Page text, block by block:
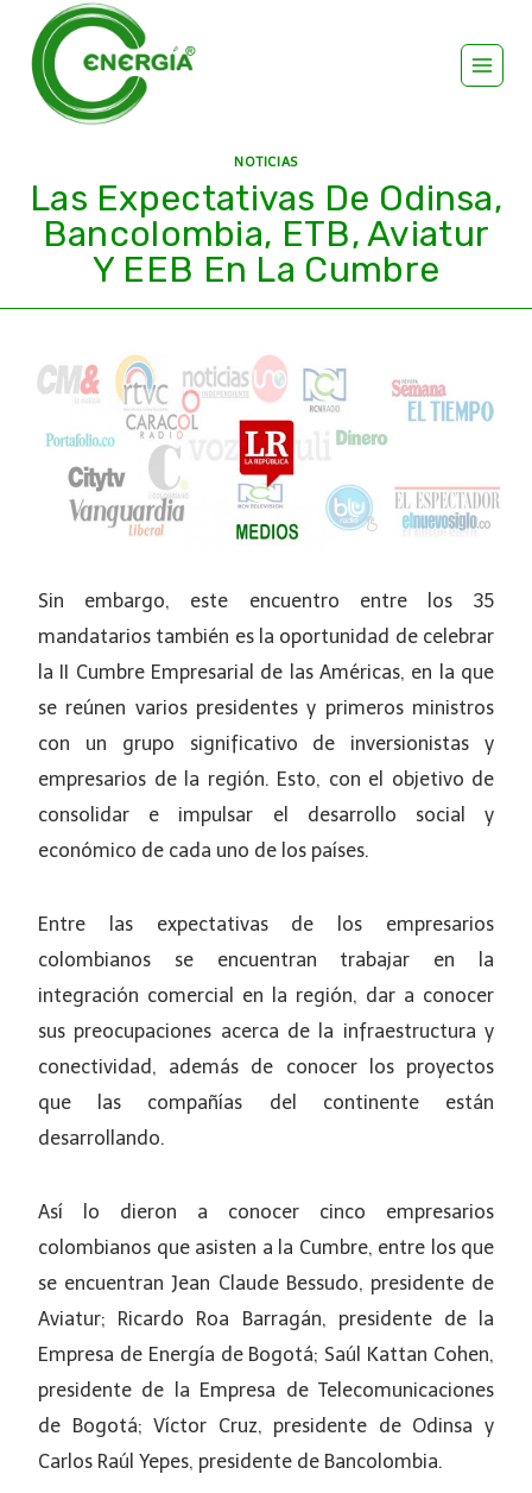
NOTICIAS
Las Expectativas De Odinsa,
Bancolombia, ETB, Aviatur
Y EEB En La Cumbre
Sin embargo, este encuentro entre los 35
mandatarios también es la oportunidad de celebrar
la II Cumbre Empresarial de las Américas, en la que
se reúnen varios presidentes y primeros ministros
con un grupo significativo de inversionistas y
empresarios de la región. Esto, con el objetivo de
consolidar e impulsar el desarrollo social y
económico de cada uno de los países.
Entre las expectativas de los empresarios
colombianos se encuentran trabajar en la
integración comercial en la región, dar a conocer
sus preocupaciones acerca de la infraestructura y
conectividad, además de conocer los proyectos
que las compañías del continente están
desarrollando.
Así lo dieron a conocer cinco empresarios
colombianos que asisten a la Cumbre, entre los que
se encuentran Jean Claude Bessudo, presidente de
Aviatur; Ricardo Roa Barragán, presidente de la
Empresa de Energía de Bogotá; Saúl Kattan Cohen,
presidente de la Empresa de Telecomunicaciones
de Bogotá; Víctor Cruz, presidente de Odinsa y
Carlos Raúl Yepes, presidente de Bancolombia.